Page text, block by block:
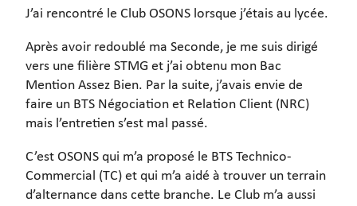
J’ai rencontré le Club OSONS lorsque j’étais au lycée.
Après avoir redoublé ma Seconde, je me suis dirigé
vers une filière STMG et j’ai obtenu mon Bac
Mention Assez Bien. Par la suite, j’avais envie de
faire un BTS Négociation et Relation Client (NRC)
mais l’entretien s’est mal passé.
C’est OSONS qui m’a proposé le BTS Technico-
Commercial (TC) et qui m’a aidé à trouver un terrain
d’alternance dans cette branche. Le Club m’a aussi